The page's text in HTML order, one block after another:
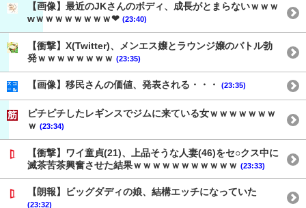
【画像】最近のJKさんのボディ、成長がとまらないｗｗｗ
wｗｗｗｗｗｗｗｗ❤ (23:40)
【衝撃】X(Twitter)、メンエス嬢とラウンジ嬢のバトル勃
発ｗｗｗｗｗｗｗｗ (23:35)
【画像】移民さんの価値、発表される・・・ (23:35)
ピチピチしたレギンスでジムに来ている女ｗｗｗｗｗｗｗ
ｗ (23:34)
【衝撃】ワイ童貞(21)、上品そうな人妻(46)をセ○クス中に
滅茶苦茶興奮させた結果ｗｗｗｗｗｗｗｗｗｗｗ (23:33)
【朗報】ビッグダディの娘、結構エッチになっていた
(23:32)